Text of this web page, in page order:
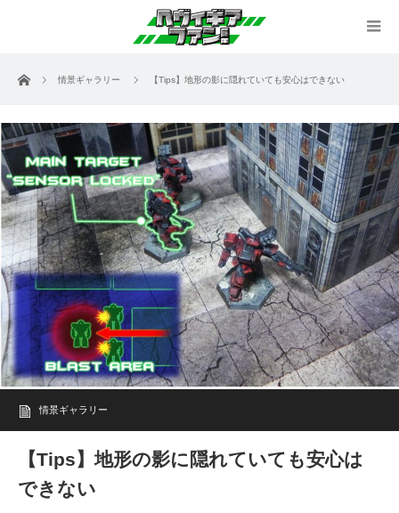
ホーム 情景ギャラリー 【Tips】地形の影に隠れていても安心はできない
情景ギャラリー
【Tips】地形の影に隠れていても安心は
できない